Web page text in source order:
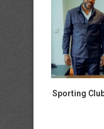
Sporting